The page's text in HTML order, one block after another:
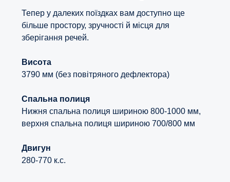
Тепер у далеких поїздках вам доступно ще
більше простору, зручності й місця для
зберігання речей.
Висота
3790 мм (без повітряного дефлектора)
Спальна полиця
Нижня спальна полиця шириною 800-1000 мм,
верхня спальна полиця шириною 700/800 мм
Двигун
280-770 к.с.